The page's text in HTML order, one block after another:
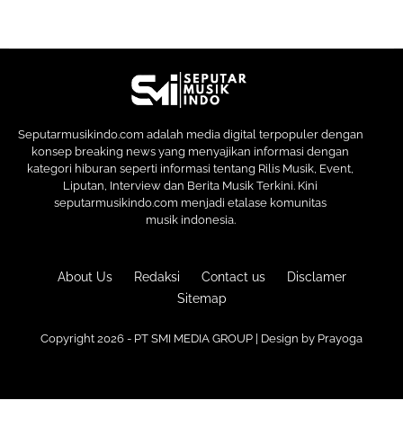
Seputarmusikindo.com adalah media digital terpopuler dengan
konsep breaking news yang menyajikan informasi dengan
kategori hiburan seperti informasi tentang Rilis Musik, Event,
Liputan, Interview dan Berita Musik Terkini. Kini
seputarmusikindo.com menjadi etalase komunitas
musik indonesia.
Copyright 2026 - PT SMI MEDIA GROUP | Design by Prayoga
About Us Redaksi Contact us
Disclamer
Sitemap